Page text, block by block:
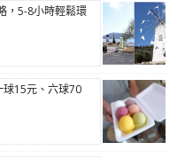
，5-8小時輕鬆環
球15元、六球70